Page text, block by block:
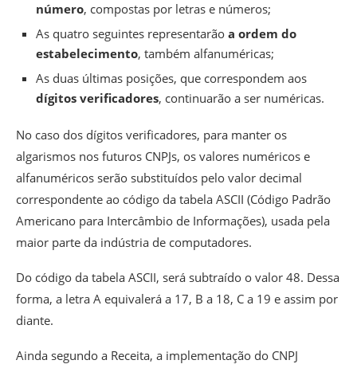
número, compostas por letras e números;
As quatro seguintes representarão a ordem do
estabelecimento, também alfanuméricas;
As duas últimas posições, que correspondem aos
dígitos verificadores, continuarão a ser numéricas.
No caso dos dígitos verificadores, para manter os
algarismos nos futuros CNPJs, os valores numéricos e
alfanuméricos serão substituídos pelo valor decimal
correspondente ao código da tabela ASCII (Código Padrão
Americano para Intercâmbio de Informações), usada pela
maior parte da indústria de computadores.
Do código da tabela ASCII, será subtraído o valor 48. Dessa
forma, a letra A equivalerá a 17, B a 18, C a 19 e assim por
diante.
Ainda segundo a Receita, a implementação do CNPJ